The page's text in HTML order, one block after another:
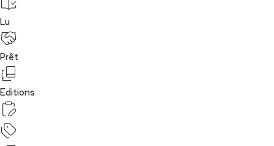
Lu
Prêt
Editions